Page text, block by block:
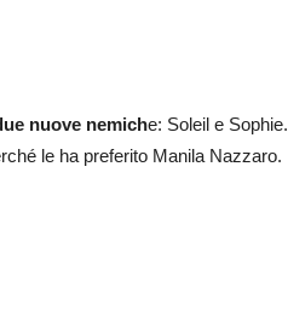
nuove nemiche: Soleil e Sophie.
le ha preferito Manila Nazzaro.